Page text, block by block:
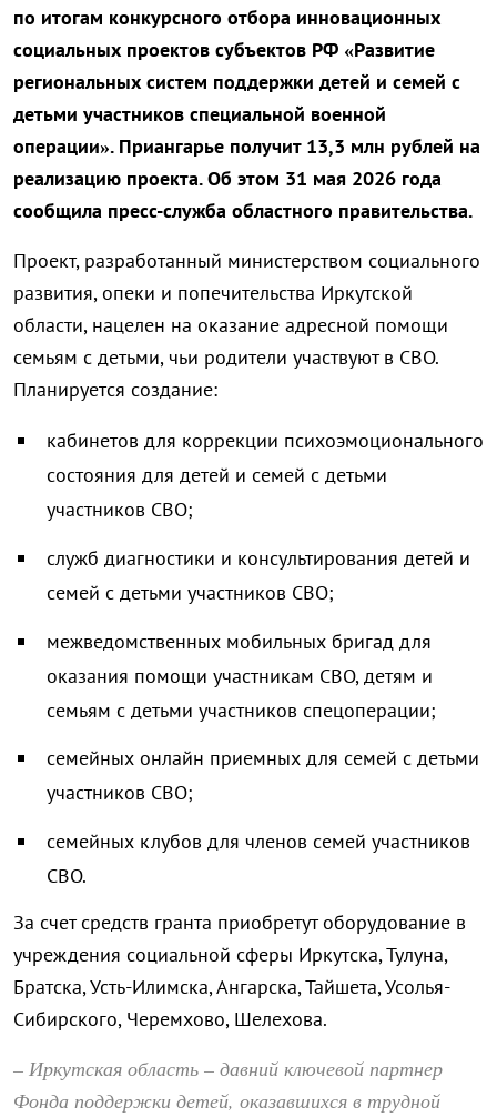
по итогам конкурсного отбора инновационных
социальных проектов субъектов РФ «Развитие
региональных систем поддержки детей и семей с
детьми участников специальной военной
операции». Приангарье получит 13,3 млн рублей на
реализацию проекта. Об этом 31 мая 2026 года
сообщила пресс-служба областного правительства.
Проект, разработанный министерством социального
развития, опеки и попечительства Иркутской
области, нацелен на оказание адресной помощи
семьям с детьми, чьи родители участвуют в СВО.
Планируется создание:
кабинетов для коррекции психоэмоционального
состояния для детей и семей с детьми
участников СВО;
служб диагностики и консультирования детей и
семей с детьми участников СВО;
межведомственных мобильных бригад для
оказания помощи участникам СВО, детям и
семьям с детьми участников спецоперации;
семейных онлайн приемных для семей с детьми
участников СВО;
семейных клубов для членов семей участников
СВО.
За счет средств гранта приобретут оборудование в
учреждения социальной сферы Иркутска, Тулуна,
Братска, Усть-Илимска, Ангарска, Тайшета, Усолья-
Сибирского, Черемхово, Шелехова.
– Иркутская область – давний ключевой партнер
Фонда поддержки детей, оказавшихся в трудной